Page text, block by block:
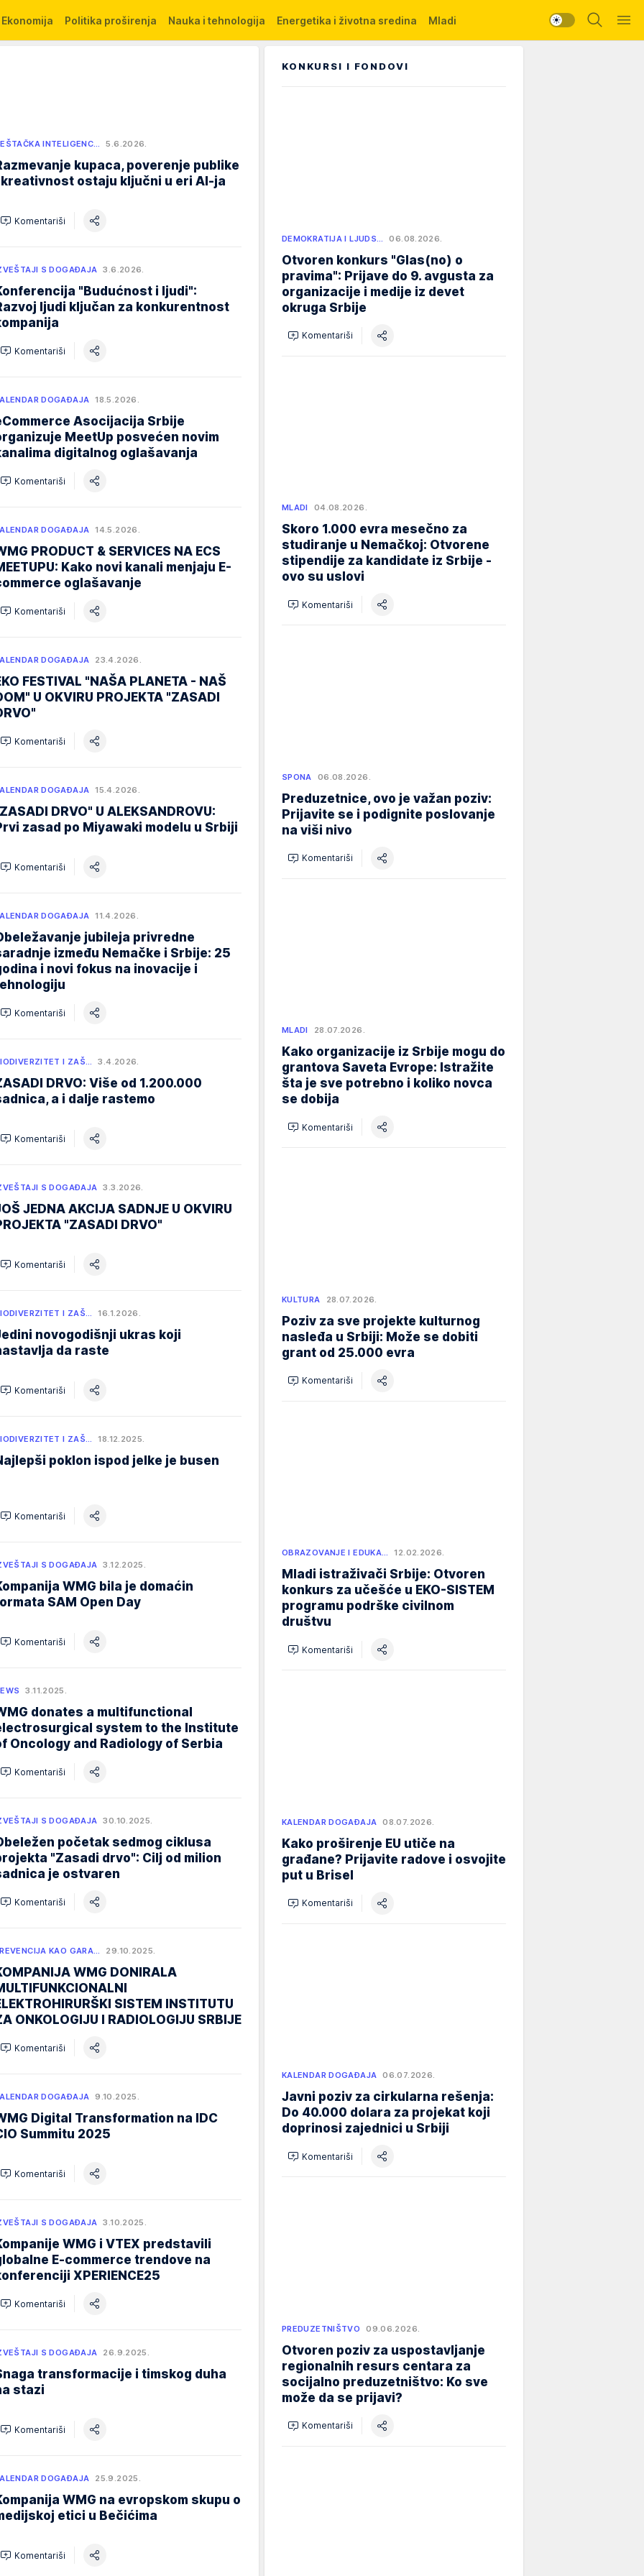
Ekonomija Politika proširenja Nauka i tehnologija Energetika i životna sredina Mladi
INTELIGENC… 5.6.2026.
kupaca, poverenje publike
ostaju ključni u eri AI-ja
Komentariši
S DOGAĐAJA 3.6.2026.
"Budućnost i ljudi":
ljudi ključan za konkurentnost
Komentariši
DOGAĐAJA 18.5.2026.
Asocijacija Srbije
MeetUp posvećen novim
digitalnog oglašavanja
Komentariši
DOGAĐAJA 14.5.2026.
PRODUCT & SERVICES NA ECS
Kako novi kanali menjaju E-
oglašavanje
Komentariši
DOGAĐAJA 23.4.2026.
FESTIVAL "NAŠA PLANETA - NAŠ
U OKVIRU PROJEKTA "ZASADI
Komentariši
DOGAĐAJA 15.4.2026.
DRVO" U ALEKSANDROVU:
zasad po Miyawaki modelu u Srbiji
Komentariši
DOGAĐAJA 11.4.2026.
jubileja privredne
između Nemačke i Srbije: 25
i novi fokus na inovacije i
Komentariši
I ZAŠ… 3.4.2026.
DRVO: Više od 1.200.000
a i dalje rastemo
Komentariši
S DOGAĐAJA 3.3.2026.
JEDNA AKCIJA SADNJE U OKVIRU
"ZASADI DRVO"
Komentariši
I ZAŠ… 16.1.2026.
novogodišnji ukras koji
da raste
Komentariši
I ZAŠ… 18.12.2025.
poklon ispod jelke je busen
Komentariši
S DOGAĐAJA 3.12.2025.
WMG bila je domaćin
SAM Open Day
Komentariši
3.11.2025.
donates a multifunctional
system to the Institute
Oncology and Radiology of Serbia
Komentariši
S DOGAĐAJA 30.10.2025.
početak sedmog ciklusa
"Zasadi drvo": Cilj od milion
je ostvaren
Komentariši
KAO GARA… 29.10.2025.
WMG DONIRALA
SISTEM INSTITUTU
ONKOLOGIJU I RADIOLOGIJU SRBIJE
Komentariši
DOGAĐAJA 9.10.2025.
Digital Transformation na IDC
Summitu 2025
Komentariši
S DOGAĐAJA 3.10.2025.
WMG i VTEX predstavili
E-commerce trendove na
XPERIENCE25
Komentariši
S DOGAĐAJA 26.9.2025.
transformacije i timskog duha
stazi
Komentariši
DOGAĐAJA 25.9.2025.
WMG na evropskom skupu o
etici u Bečićima
Komentariši
KONKURSI I FONDOVI
DEMOKRATIJA I LJUDS… 06.08.2026.
Otvoren konkurs "Glas(no) o
pravima": Prijave do 9. avgusta za
organizacije i medije iz devet
okruga Srbije
Komentariši
MLADI 04.08.2026.
Skoro 1.000 evra mesečno za
studiranje u Nemačkoj: Otvorene
stipendije za kandidate iz Srbije -
ovo su uslovi
Komentariši
SPONA 06.08.2026.
Preduzetnice, ovo je važan poziv:
Prijavite se i podignite poslovanje
na viši nivo
Komentariši
MLADI 28.07.2026.
Kako organizacije iz Srbije mogu do
grantova Saveta Evrope: Istražite
šta je sve potrebno i koliko novca
se dobija
Komentariši
KULTURA 28.07.2026.
Poziv za sve projekte kulturnog
nasleđa u Srbiji: Može se dobiti
grant od 25.000 evra
Komentariši
OBRAZOVANJE I EDUKA… 12.02.2026.
Mladi istraživači Srbije: Otvoren
konkurs za učešće u EKO-SISTEM
programu podrške civilnom
društvu
Komentariši
KALENDAR DOGAĐAJA 08.07.2026.
Kako proširenje EU utiče na
građane? Prijavite radove i osvojite
put u Brisel
Komentariši
KALENDAR DOGAĐAJA 06.07.2026.
Javni poziv za cirkularna rešenja:
Do 40.000 dolara za projekat koji
doprinosi zajednici u Srbiji
Komentariši
PREDUZETNIŠTVO 09.06.2026.
Otvoren poziv za uspostavljanje
regionalnih resurs centara za
socijalno preduzetništvo: Ko sve
može da se prijavi?
Komentariši